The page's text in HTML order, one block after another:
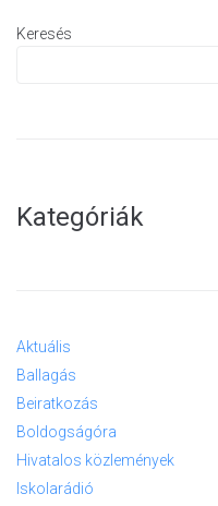
Keresés
Kategóriák
Aktuális
Ballagás
Beiratkozás
Boldogságóra
Hivatalos közlemények
Iskolarádió